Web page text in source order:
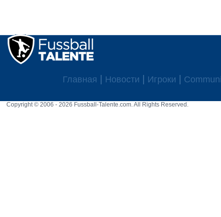
Главная Новости Игроки
Copyright © 2006 - 2026 Fussball-Talente.com. All Rights Reserved.